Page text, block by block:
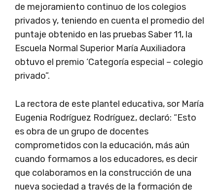
de mejoramiento continuo de los colegios
privados y, teniendo en cuenta el promedio del
puntaje obtenido en las pruebas Saber 11, la
Escuela Normal Superior María Auxiliadora
obtuvo el premio ‘Categoría especial – colegio
privado”.
La rectora de este plantel educativa, sor María
Eugenia Rodríguez Rodríguez, declaró: “Esto
es obra de un grupo de docentes
comprometidos con la educación, más aún
cuando formamos a los educadores, es decir
que colaboramos en la construcción de una
nueva sociedad a través de la formación de